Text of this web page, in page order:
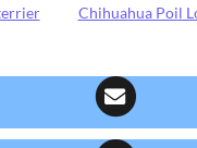
Chihuahua Poil